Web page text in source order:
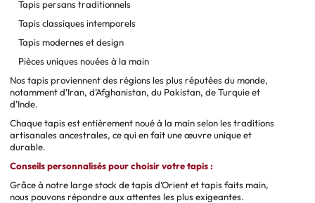
Tapis persans traditionnels
Tapis classiques intemporels
Tapis modernes et design
Pièces uniques nouées à la main
Nos tapis proviennent des régions les plus réputées du monde,
notamment d’Iran, d’Afghanistan, du Pakistan, de Turquie et
d’Inde.
Chaque tapis est entièrement noué à la main selon les traditions
artisanales ancestrales, ce qui en fait une œuvre unique et
durable.
Conseils personnalisés pour choisir votre tapis :
Grâce à notre large stock de tapis d’Orient et tapis faits main,
nous pouvons répondre aux attentes les plus exigeantes.